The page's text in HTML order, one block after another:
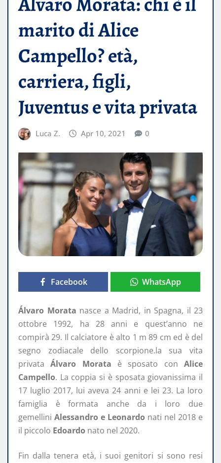
marito di Alice
Campello? età,
carriera, figli,
Juventus e vita privata
Luca Z. Apr 10, 2021 0
Facebook WhatsApp
Álvaro Morata nasce a Madrid, in Spagna, il 23
ottobre 1992, ha 28 anni e quest’anno ne
compirà 29. Il calciatore è alto 1 m 89 cm ed è del
segno zodiacale dello scorpione.la sua vita
privataÁlvaro Morata è sposato conAlice
Campello. La coppia si è sposata giovanissima il
17 luglio 2017, lui aveva 24 anni e lei 23. La loro
famiglia è formata anche da i loro due
gemellini Alessandro e Leonardo nati nel 2018 e
il piccolo Edoardo nato nel 2020.
Fin dalla tenera età, i suoi genitori si sono resi